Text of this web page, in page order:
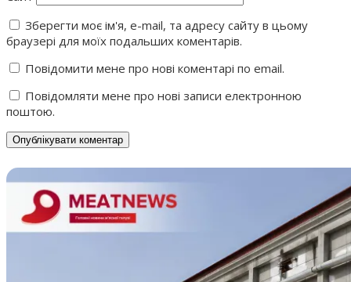
Зберегти моє ім'я, e-mail, та адресу сайту в цьому
браузері для моїх подальших коментарів.
Повідомити мене про нові коментарі по email.
Повідомляти мене про нові записи електронною
поштою.